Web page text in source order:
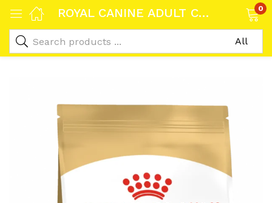
ROYAL CANINE ADULT CHIHUAHUA 28 1,5KG 0